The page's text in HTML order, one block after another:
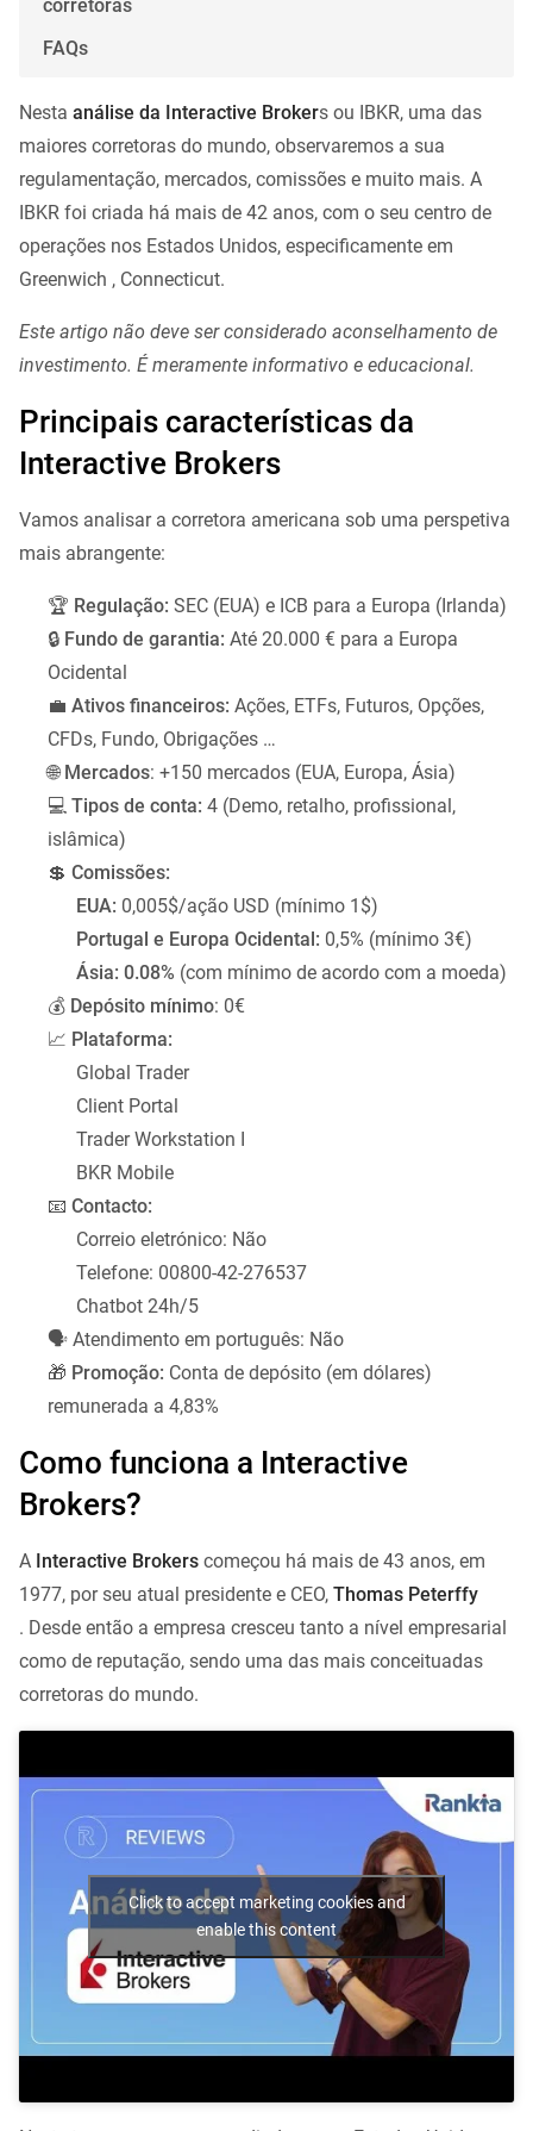
corretoras
FAQs
Nesta análise da Interactive Brokers ou IBKR, uma das
maiores corretoras do mundo, observaremos a sua
regulamentação, mercados, comissões e muito mais. A
IBKR foi criada há mais de 42 anos, com o seu centro de
operações nos Estados Unidos, especificamente em
Greenwich , Connecticut.
Este artigo não deve ser considerado aconselhamento de
investimento. É meramente informativo e educacional.
Principais características da
Interactive Brokers
Vamos analisar a corretora americana sob uma perspetiva
mais abrangente:
🏆 Regulação: SEC (EUA) e ICB para a Europa (Irlanda)
🔒 Fundo de garantia: Até 20.000 € para a Europa
Ocidental
💼 Ativos financeiros: Ações, ETFs, Futuros, Opções,
CFDs, Fundo, Obrigações …
🌐Mercados: +150 mercados (EUA, Europa, Ásia)
💻 Tipos de conta: 4 (Demo, retalho, profissional,
islâmica)
💲 Comissões:
EUA: 0,005$/ação USD (mínimo 1$)
Portugal e Europa Ocidental: 0,5% (mínimo 3€)
Ásia: 0.08% (com mínimo de acordo com a moeda)
💰 Depósito mínimo: 0€
📈 Plataforma:
Global Trader
Client Portal
Trader Workstation I
BKR Mobile
📧 Contacto:
Correio eletrónico: Não
Telefone: 00800-42-276537
Chatbot 24h/5
🗣️ Atendimento em português: Não
🎁 Promoção: Conta de depósito (em dólares)
remunerada a 4,83%
Como funciona a Interactive
Brokers?
A Interactive Brokers começou há mais de 43 anos, em
1977, por seu atual presidente e CEO, Thomas Peterffy
. Desde então a empresa cresceu tanto a nível empresarial
como de reputação, sendo uma das mais conceituadas
corretoras do mundo.
Click to accept marketing cookies and
enable this content